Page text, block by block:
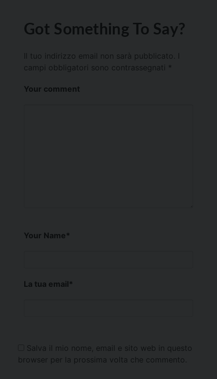
Got Something To Say?
Il tuo indirizzo email non sarà pubblicato.
campi obbligatori sono contrassegnati *
Your comment
Your Name*
La tua email*
Salva il mio nome, email e sito web in questo
browser per la prossima volta che commento.